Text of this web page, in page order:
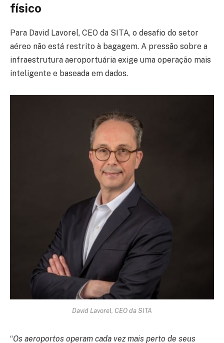
físico
Para David Lavorel, CEO da SITA, o desafio do setor
aéreo não está restrito à bagagem. A pressão sobre a
infraestrutura aeroportuária exige uma operação mais
inteligente e baseada em dados.
David Lavorel, CEO da SITA
“Os aeroportos operam cada vez mais perto de seus